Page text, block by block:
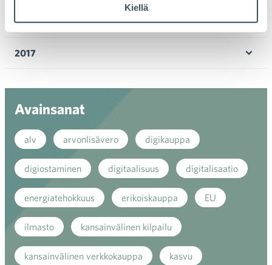
Kiellä
2018
2017
Avainsanat
alv arvonlisävero digikauppa
digiostaminen digitaalisuus digitalisaatio
energiatehokkuus erikoiskauppa EU
ilmasto kansainvälinen kilpailu
kansainvälinen verkkokauppa kasvu